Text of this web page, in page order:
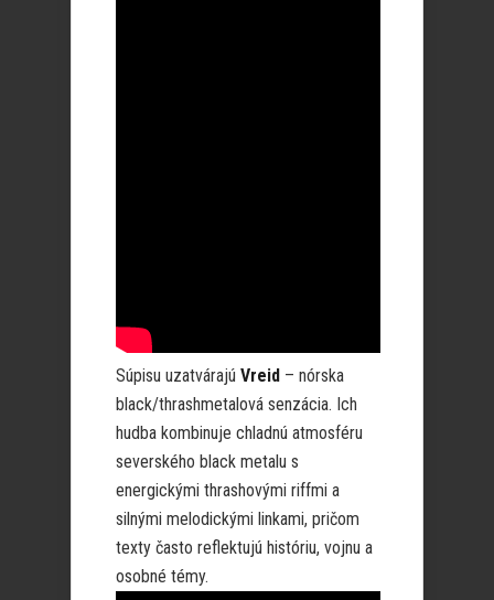
Súpisu uzatvárajú Vreid – nórska
black/thrashmetalová senzácia. Ich
hudba kombinuje chladnú atmosféru
severského black metalu s
energickými thrashovými riffmi a
silnými melodickými linkami, pričom
texty často reflektujú históriu, vojnu a
osobné témy.